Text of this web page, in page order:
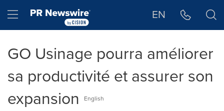
Hamburger menu EN
GO Usinage pourra améliorer
sa productivité et assurer son
expansion
English